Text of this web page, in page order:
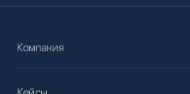
Компания